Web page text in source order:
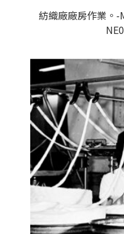
紡織廠廠房作業。-